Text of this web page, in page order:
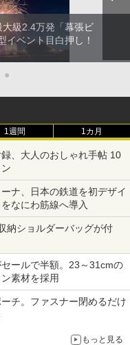
級2.4万発「幕張ビ
イベント目白押し！
●
1週間 1カ月
、大人のおしゃれ手帖 10
ナ、日本の鉄道を初デザイ
なにわ筋線へ導入
納ショルダーバッグが付
ールで半額。23～31cmの
素材を採用
チ。ファスナー閉めるだけ
もっと見る